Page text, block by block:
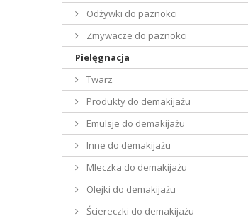
Odżywki do paznokci
Zmywacze do paznokci
Pielęgnacja
Twarz
Produkty do demakijażu
Emulsje do demakijażu
Inne do demakijażu
Mleczka do demakijażu
Olejki do demakijażu
Ściereczki do demakijażu